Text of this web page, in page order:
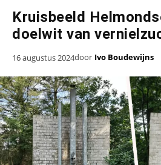
Kruisbeeld
doelwit van
16 augustus 2024door Ivo Boudewijns